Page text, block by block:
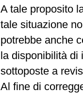
A tale proposito
tale situazione
potrebbe anche
la disponibilità di
sottoposte a
Al fine di